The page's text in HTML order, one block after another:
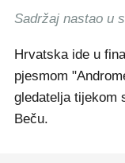
Sadržaj nastao u
Hrvatska ide u
pjesmom
gledatelja tijekom
Beču.